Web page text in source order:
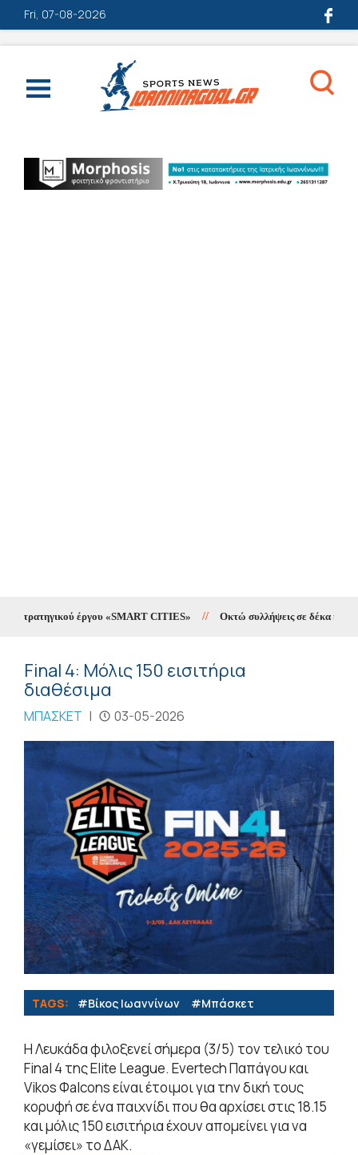
Fri, 07-08-2026
έργου «SMART CITIES» // Οκτώ συλλήψεις σε δέκα ημέρες
Final 4: Μόλις 150 εισιτήρια
διαθέσιμα
ΜΠΑΣΚΕΤ | 03-05-2026
TAGS: #Βίκος Ιωαννίνων #Μπάσκετ
Η Λευκάδα φιλοξενεί σήμερα (3/5) τον τελικό του
Final 4 της Elite League. Evertech Παπάγου και
Vikos Φalcons είναι έτοιμοι για την δική τους
κορυφή σε ένα παιχνίδι που θα αρχίσει στις 18.15
και μόλις 150 εισιτήρια έχουν απομείνει για να
«γεμίσει» το ΔΑΚ.